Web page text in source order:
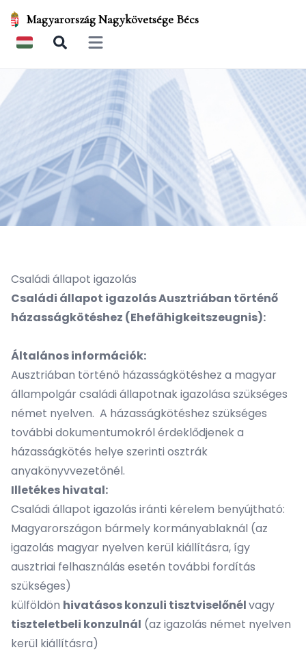
Magyarország Nagykövetsége Bécs
Open main menu
Családi állapot igazolás
Családi állapot igazolás Ausztriában történő
házasságkötéshez (Ehefähigkeitszeugnis):
Általános információk:
Ausztriában történő házasságkötéshez a magyar
állampolgár családi állapotnak igazolása szükséges
német nyelven. A házasságkötéshez szükséges
további dokumentumokról érdeklődjenek a
házasságkötés helye szerinti osztrák
anyakönyvvezetőnél.
Illetékes hivatal:
Családi állapot igazolás iránti kérelem benyújtható:
Magyarországon bármely kormányablaknál (az
igazolás magyar nyelven kerül kiállításra, így
ausztriai felhasználás esetén további fordítás
szükséges)
külföldön hivatásos konzuli tisztviselőnélvagy
tiszteletbeli konzulnál (az igazolás német nyelven
kerül kiállításra)